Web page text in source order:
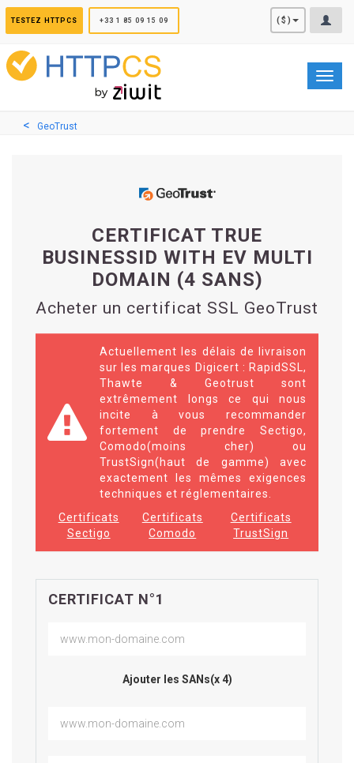
TESTEZ HTTPCS +33 1 85 09 15 09 ($)
GeoTrust
CERTIFICAT TRUE
BUSINESSID WITH EV MULTI
DOMAIN (4 SANS)
Acheter un certificat SSL GeoTrust
Actuellement les délais de livraison
sur les marques Digicert : RapidSSL,
Thawte & Geotrust sont
extrêmement longs ce qui nous
incite à vous recommander
fortement de prendre Sectigo,
Comodo(moins cher) ou
TrustSign(haut de gamme) avec
exactement les mêmes exigences
techniques et réglementaires.
Certificats
Sectigo
Certificats
Comodo
Certificats
TrustSign
CERTIFICAT N°1
Ajouter les SANs(x 4)
Panneau de gestion des cookies